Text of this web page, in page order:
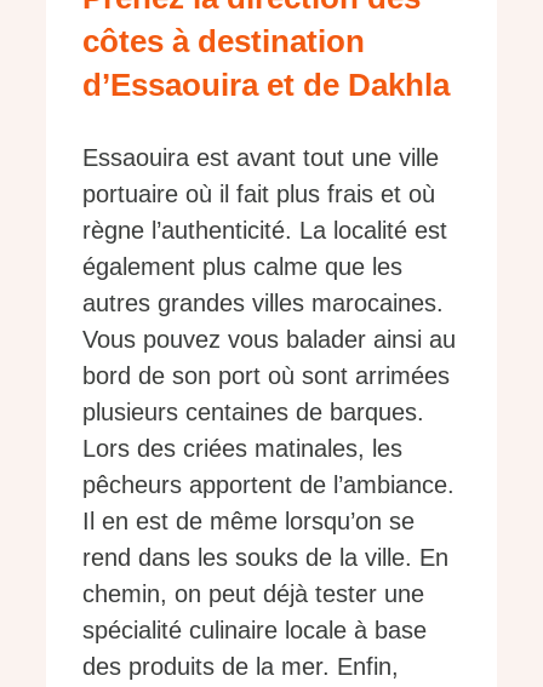
côtes à destination
d’Essaouira et de Dakhla
Essaouira est avant tout une ville
portuaire où il fait plus frais et où
règne l’authenticité. La localité est
également plus calme que les
autres grandes villes marocaines.
Vous pouvez vous balader ainsi au
bord de son port où sont arrimées
plusieurs centaines de barques.
Lors des criées matinales, les
pêcheurs apportent de l’ambiance.
Il en est de même lorsqu’on se
rend dans les souks de la ville. En
chemin, on peut déjà tester une
spécialité culinaire locale à base
des produits de la mer. Enfin,